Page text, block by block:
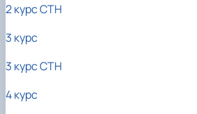
2 курс СТН
3 курс
3 курс СТН
4 курс